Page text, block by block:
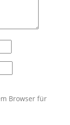
Browser für